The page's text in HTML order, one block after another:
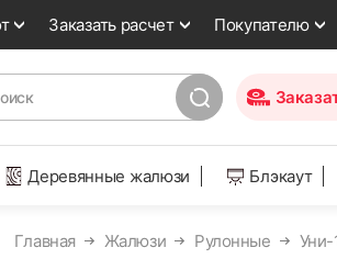
Заказать расчет Покупателю
Деревянные жалюзи Блэкаут
Главная Жалюзи Рулонные Уни-